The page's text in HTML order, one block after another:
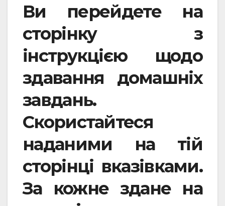
Ви перейдете на
сторінку з
інструкцією щодо
здавання домашніх
завдань.
Скористайтеся
наданими на тій
сторінці вказівками.
За кожне здане на